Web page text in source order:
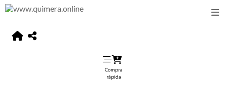
Compra
rápida